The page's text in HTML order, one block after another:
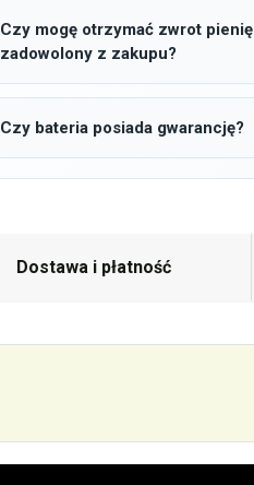
Czy mogę otrzymać zwrot
zadowolony z zakupu?
Czy bateria posiada gwarancję?
Dostawa i płatność